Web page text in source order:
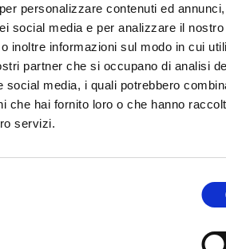
personalizzare contenuti ed
social media e per analizzare il nostro
inoltre informazioni sul modo in cui
partner che si occupano di analisi
social media, i quali potrebbero
che hai fornito loro o che hanno
servizi.styles?
Settings.